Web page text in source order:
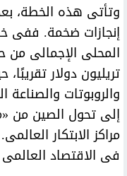
إنجازات ضخمة. ففى
تريليون دولار
والروبوتات
إلى تحول الصين من
مراكز الابتكار
فى الاقتصاد العالمى إلى 30%